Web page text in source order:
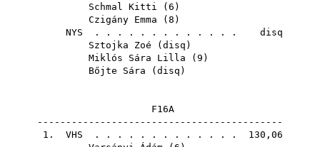
Schmal Kitti ( 6 )
Czigány Emma ( 8 )
NYS . . . . . . . . . . . . . disq
Sztojka Zoé ( disq )
Miklós Sára Lilla ( 9 )
Bőjte Sára ( disq )
F16A
-------------------------------------------
1. VHS . . . . . . . . . . . . . 130,06